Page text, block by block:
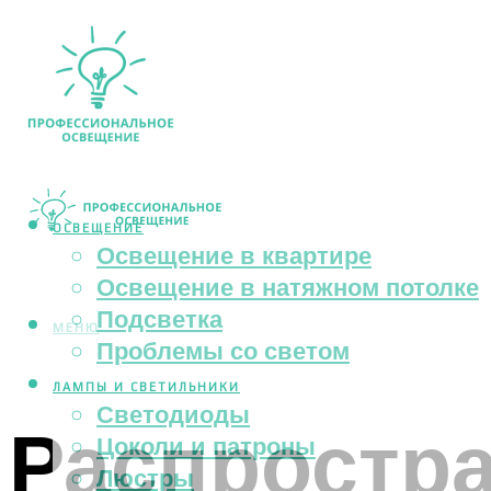
ОСВЕЩЕНИЕ
Освещение в квартире
Освещение в натяжном потолке
Подсветка
Проблемы со светом
ЛАМПЫ И СВЕТИЛЬНИКИ
Светодиоды
Цоколи и патроны
Люстры
МЕНЮ